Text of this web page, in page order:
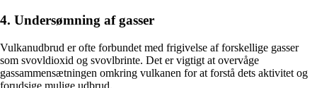
4. Undersømning af gasser
Vulkanudbrud er ofte forbundet med frigivelse af forskellige gasser
som svovldioxid og svovlbrinte. Det er vigtigt at overvåge
gassammensætningen omkring vulkanen for at forstå dets aktivitet og
forudsige mulige udbrud.